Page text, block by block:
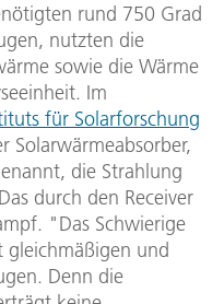
rund 750 Grad
nutzten die
sowie die Wärme
Im
für Solarforschung
Solarwärmeabsorber,
die Strahlung
durch den Receiver
"Das Schwierige
gleichmäßigen und
Denn die